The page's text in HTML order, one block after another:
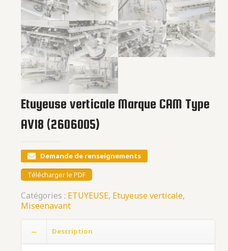
Etuyeuse verticale Marque CAM Type
AV18 (2606005)
Demande de renseignements
Télécharger le PDF
Catégories : ETUYEUSE, Etuyeuse verticale,
Miseenavant
Description